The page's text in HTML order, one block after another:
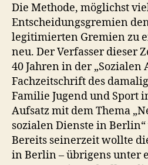
Die Methode, möglichst
Entscheidungsgremien
legitimierten Gremien zu
neu. Der Verfasser dieser
40 Jahren in der „Sozialen
Fachzeitschrift des
Familie Jugend und Sport
Aufsatz mit dem Thema
sozialen Dienste in
Bereits seinerzeit wollte
in Berlin – übrigens unter